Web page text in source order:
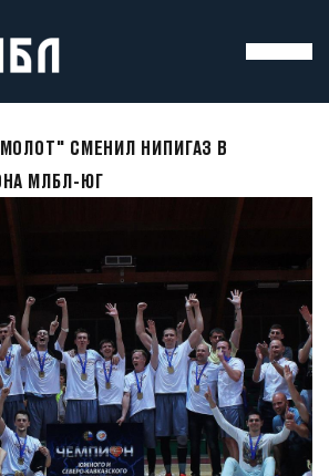
СМЕНИЛ НИПИГАЗ В
МЛБЛ-ЮГ